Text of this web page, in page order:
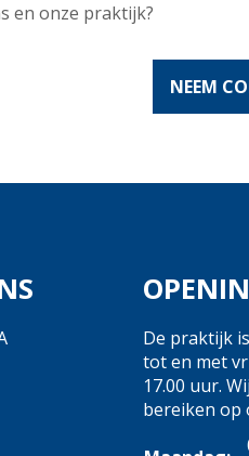
en onze praktijk?
NEEM
De praktijk
tot en met
17.00 uur.
bereiken op